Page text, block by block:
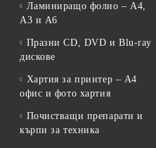
Ламиниращо фолио – A4,
A3 и A6
Празни CD, DVD и Blu-ray
дискове
Хартия за принтер – A4
офис и фото хартия
Почистващи препарати и
кърпи за техника